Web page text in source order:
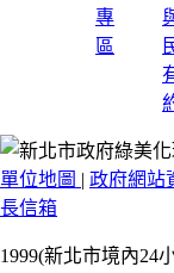
專
區
單位地圖 | 政府網站
長信箱
1999(新北市境內24